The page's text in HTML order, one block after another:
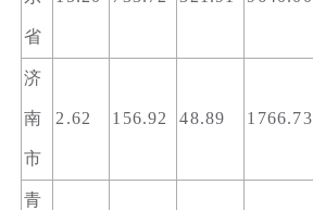
省
济
南
市
2.62 156.92 48.89 1766.73
青